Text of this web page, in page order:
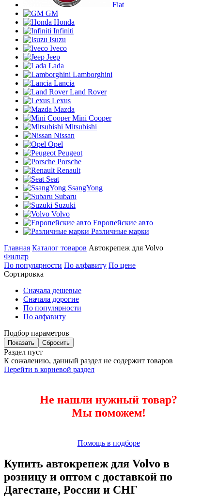
Fiat
GM
Honda
Infiniti
Isuzu
Iveco
Jeep
Lada
Lamborghini
Lancia
Land Rover
Lexus
Mazda
Mini Cooper
Mitsubishi
Nissan
Opel
Peugeot
Porsche
Renault
Seat
SsangYong
Subaru
Suzuki
Volvo
Европейские авто
Различные марки
Главная Каталог товаров Автокрепеж для Volvo
Фильтр
По популярности По алфавиту По цене
Сортировка
Сначала дешевые
Сначала дорогие
По популярности
По алфавиту
Подбор параметров
Раздел пуст
К сожалению, данный раздел не содержит товаров
Перейти в корневой раздел
Не нашли нужный товар?
Мы поможем!
Помощь в подборе
Купить автокрепеж для Volvo в
розницу и оптом с доставкой по
Дагестане, России и СНГ